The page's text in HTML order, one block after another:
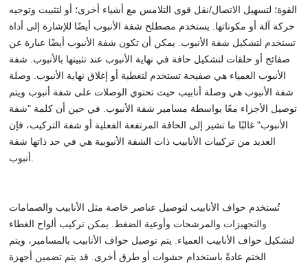
القوة؛ لتسهيل الاتصال/نقل قوى التلامس مع أشياء أخرى؛ أو لتثبيت وتوجيه
حركة آلة أو مكوناتها. يستخدم مصطلح شفة الأنبوب أيضًا للإشارة إلى أداة
تستخدم لتشكيل شفة الأنبوب. يمكن أن تكون شفة الأنبوب أيضًا عبارة عن
صفائح أو حلقات لتشكيل حافة في نهاية الأنبوب عند تثبيتها بالأنبوب. شفة
الأنبوب العمياء هي صفيحة تستخدم لتغطية أو إغلاق نهاية الأنبوب. وصلة
شفة الأنبوب هي وصلة أنابيب حيث تحتوي الوصلات على شفة أنبوب ويتم
توصيل الأجزاء معًا بواسطة مسامير شفة الأنبوب. في حين أن كلمة "شفة
الأنبوب" غالبًا ما تشير إلى الحافة المرتفعة الفعلية أو شفة التركيب، فإن
العديد من تركيبات الأنابيب ذات الشفة الأنبوبية هي في حد ذاتها شفة
أنبوب.
تُستخدم حواف الأنابيب لتوصيل عناصر خاصة مثل الأنابيب والصمامات
والتجهيزات والمرشحات وأوعية الضغط. يمكن تركيب ألواح الغطاء
لتشكيل حواف الأنابيب العمياء. يتم توصيل حواف الأنابيب بالمسامير، ويتم
الختم عادةً باستخدام حشوات أو طرق أخرى. قد يتم تضمين أجهزة